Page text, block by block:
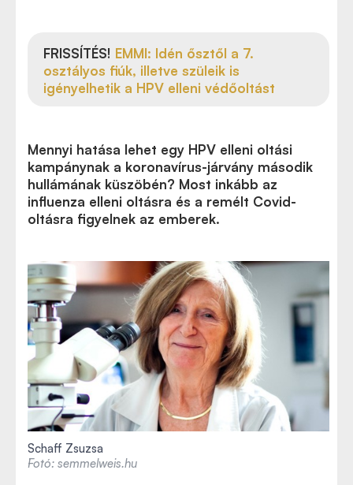
FRISSÍTÉS! EMMI: Idén ősztől a 7.
osztályos fiúk, illetve szüleik is
igényelhetik a HPV elleni védőoltást
Mennyi hatása lehet egy HPV elleni oltási
kampánynak a koronavírus-járvány második
hullámának küszöbén? Most inkább az
influenza elleni oltásra és a remélt Covid-
oltásra figyelnek az emberek.
Schaff Zsuzsa
Fotó: semmelweis.hu